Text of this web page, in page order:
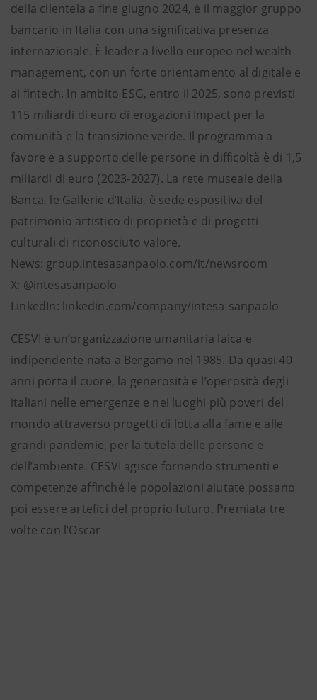
della clientela a fine giugno 2024, è il maggior gruppo
bancario in Italia con una significativa presenza
internazionale. È leader a livello europeo nel wealth
management, con un forte orientamento al digitale e
al fintech. In ambito ESG, entro il 2025, sono previsti
115 miliardi di euro di erogazioni Impact per la
comunità e la transizione verde. Il programma a
favore e a supporto delle persone in difficoltà è di 1,5
miliardi di euro (2023-2027). La rete museale della
Banca, le Gallerie d’Italia, è sede espositiva del
patrimonio artistico di proprietà e di progetti
culturali di riconosciuto valore.
News: group.intesasanpaolo.com/it/newsroom
X: @intesasanpaolo
LinkedIn: linkedin.com/company/intesa-sanpaolo
CESVI è un’organizzazione umanitaria laica e
indipendente nata a Bergamo nel 1985. Da quasi 40
anni porta il cuore, la generosità e l’operosità degli
italiani nelle emergenze e nei luoghi più poveri del
mondo attraverso progetti di lotta alla fame e alle
grandi pandemie, per la tutela delle persone e
dell’ambiente. CESVI agisce fornendo strumenti e
competenze affinché le popolazioni aiutate possano
poi essere artefici del proprio futuro. Premiata tre
volte con l’Oscar